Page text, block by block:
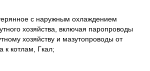
с наружным охлаждением
хозяйства, включая паропроводы
хозяйству и мазутопроводы от
к котлам, Гкал;